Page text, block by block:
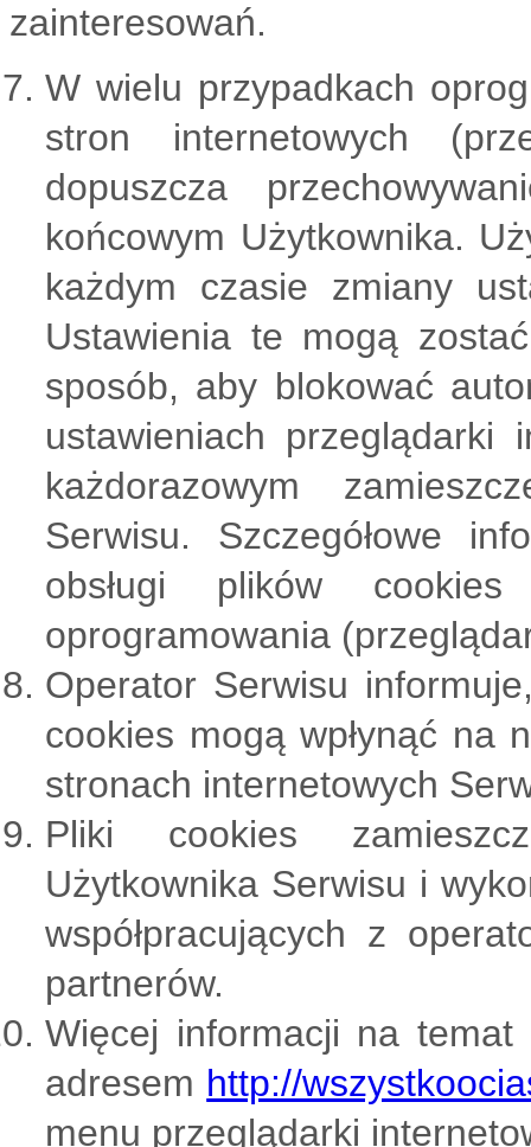
zainteresowań.
W wielu przypadkach
stron internetowych
dopuszcza
końcowym Użytkownika.
każdym czasie zmiany
Ustawienia te mogą
sposób, aby blokować
ustawieniach przeglądarki
każdorazowym
Serwisu. Szczegółowe
obsługi plików
oprogramowania
Operator Serwisu
cookies mogą wpłynąć na
stronach internetowych
Pliki cookies
Użytkownika Serwisu i
współpracujących z
partnerów.
Więcej informacji na
adresem http://
menu przeglądarki